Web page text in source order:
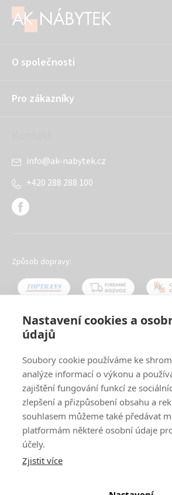
Nastavení cookies a
údajů
Soubory cookie používáme ke
analýze informací o výkonu a
zajištění fungování funkcí ze
zlepšení a přizpůsobení obsahu a
souhlasem můžeme také předávat
platformám některé osobní údaje
účely.
Zjistit více
O společnosti
Pro zákazníky
info@ak-nabytek.cz
+420 288 288 100
Způsob dopravy:
Shoptet |mime digital